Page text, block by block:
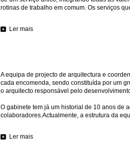
rotinas de trabalho em comum. Os serviços
Ler mais
A equipa de projecto de arquitectura e
cada encomenda, sendo constituída por um
o arquitecto responsável pelo
O gabinete tem já um historial de 10 anos de
colaboradores.Actualmente, a estrutura da
Ler mais